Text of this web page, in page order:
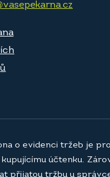
o evidenci tržeb je
účtenku.
přijatou tržbu u